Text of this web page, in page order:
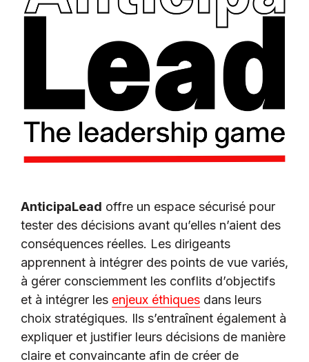
AnticipaLead offre un espace sécurisé pour
tester des décisions avant qu’elles n’aient des
conséquences réelles. Les dirigeants
apprennent à intégrer des points de vue variés,
à gérer consciemment les conflits d’objectifs
et à intégrer les enjeux éthiques dans leurs
choix stratégiques. Ils s’entraînent également à
expliquer et justifier leurs décisions de manière
claire et convaincante afin de créer de